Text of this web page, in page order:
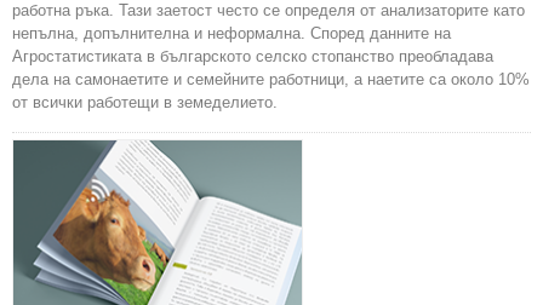
работна ръка. Тази заетост често се определя от анализаторите като
непълна, допълнителна и неформална. Според данните на
Агростатистиката в българското селско стопанство преобладава
дела на самонаетите и семейните работници, а наетите са около 10%
от всички работещи в земеделието.